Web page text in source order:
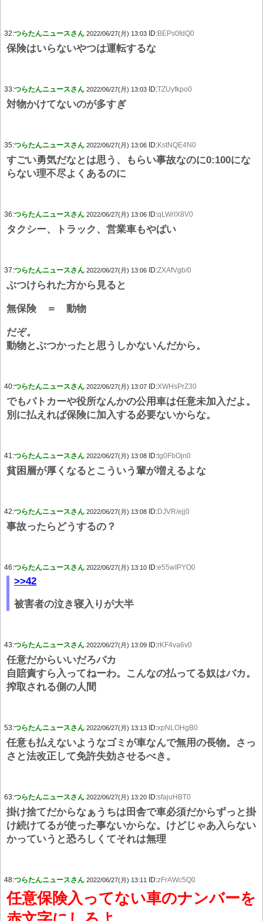
32:つらたんニュースさん 2022/06/27(月) 13:03 ID:BEPs0fdQ0
保険はいらないやつは運転するな
33:つらたんニュースさん 2022/06/27(月) 13:03 ID:TZUyfkpo0
対物かけてないのが多すぎ
35:つらたんニュースさん 2022/06/27(月) 13:06 ID:KstNQE4N0
すごい勇気だなとは思う、もらい事故なのに0:100にな
らない理不尽よくあるのに
36:つらたんニュースさん 2022/06/27(月) 13:06 ID:qLWrIX8V0
タクシー、トラック、営業車もやばい
37:つらたんニュースさん 2022/06/27(月) 13:06 ID:ZXAfVgb/0
ぶつけられた方から見ると
無保険 ＝ 動物
だぞ。
動物とぶつかったと思うしかないんだから。
40:つらたんニュースさん 2022/06/27(月) 13:07 ID:XWHsPrZ30
でもパトカーや役所なんかの公用車は任意未加入だよ。
別に払えれば保険に加入する必要ないからな。
41:つらたんニュースさん 2022/06/27(月) 13:08 ID:tg0FbOjn0
貧困層が厚くなるとこういう輩が増えるよな
42:つらたんニュースさん 2022/06/27(月) 13:08 ID:DJVR/ejj0
事故ったらどうするの？
46:つらたんニュースさん 2022/06/27(月) 13:10 ID:e55wIPYO0
>>42
被害者の泣き寝入りが大半
43:つらたんニュースさん 2022/06/27(月) 13:09 ID:rKF4va6v0
任意だからいいだろバカ
自賠責すら入ってねーわ。こんなの払ってる奴はバカ。
搾取される側の人間
53:つらたんニュースさん 2022/06/27(月) 13:13 ID:xpNLOHgB0
任意も払えないようなゴミが車なんで無用の長物。さっ
さと法改正して免許失効させるべき。
63:つらたんニュースさん 2022/06/27(月) 13:20 ID:sfajuHBT0
掛け捨てだからなぁうちは田舎で車必須だからずっと掛
け続けてるが使った事ないからな。けどじゃあ入らない
かっていうと恐ろしくてそれは無理
48:つらたんニュースさん 2022/06/27(月) 13:11 ID:zFrAWc5Q0
任意保険入ってない車のナンバーを